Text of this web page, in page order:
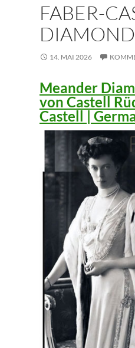
FABER-
14. MAI 2026
Meander
von Castell
Castell |